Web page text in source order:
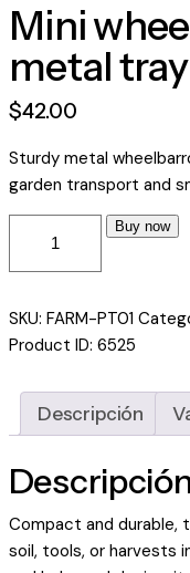
Mini
metal tray
$42.00
Sturdy metal
garden transport and
Buy now
SKU: FARM-PT01
Product ID: 6525
Descripción
Compact and durable,
soil, tools, or harvests